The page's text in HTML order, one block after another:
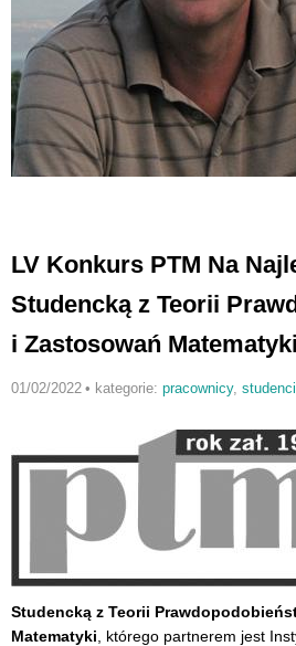
LV Konkurs PTM Na
Studencką z Teorii
i Zastosowań Matematyki
01/02/2022 • kategorie: pracownicy, studenci
Studencką z Teorii
Matematyki , którego partnerem jest